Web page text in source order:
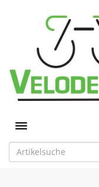
Toggle navigation